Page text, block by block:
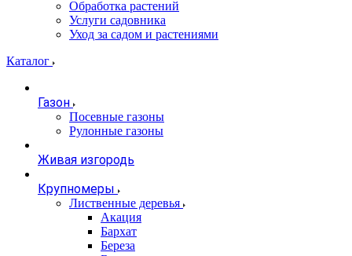
Обработка растений
Услуги садовника
Уход за садом и растениями
Каталог
Газон
Посевные газоны
Рулонные газоны
Живая изгородь
Крупномеры
Лиственные деревья
Акация
Бархат
Береза